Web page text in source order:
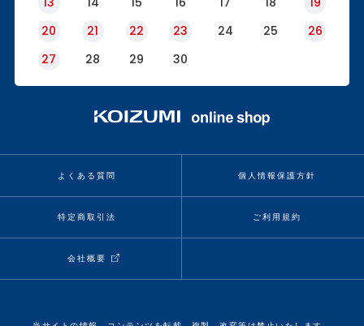
20
21 22 23 24 25
26
27
28 29 30
よくある質問 個人情報保護方針
特定商取引法 ご利用規約
会社概要